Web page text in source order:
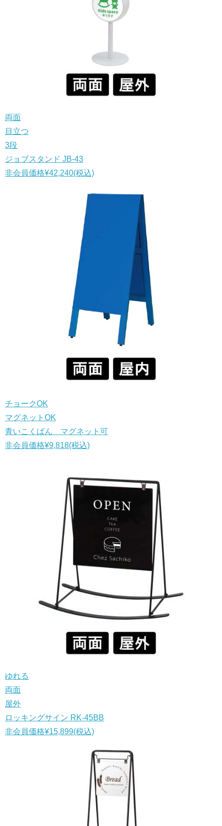
両面
目立つ
3段
ジョブスタンド JB-43
非会員価格¥42,240(税込)
チョークOK
マグネットOK
青いこくばん マグネット可
非会員価格¥9,818(税込)
ゆれる
両面
屋外
ロッキングサイン RK-45BB
非会員価格¥15,899(税込)